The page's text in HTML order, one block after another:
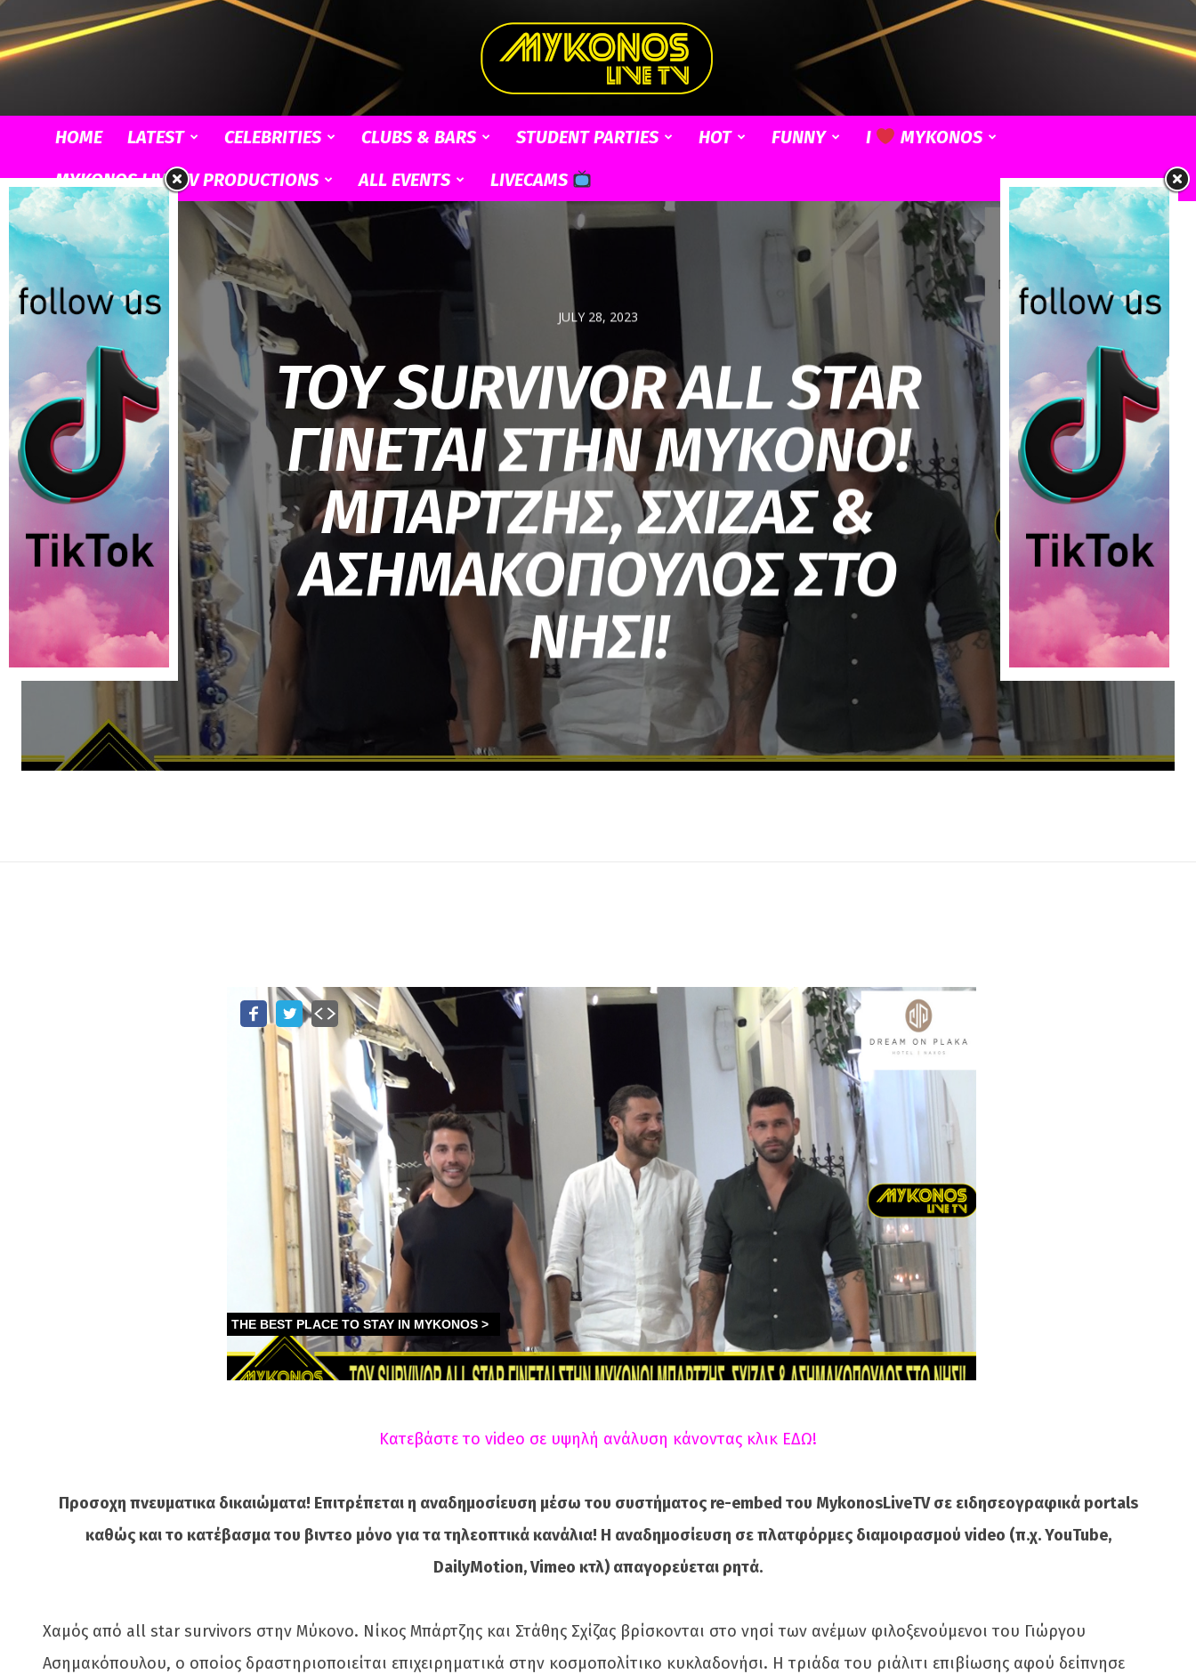
TV
HOME LATEST CELEBRITIES CLUBS & BARS STUDENT PARTIES HOT FUNNY I
MYKONOS
MYKONOS LIVE TV PRODUCTIONS
ALL EVENTS LIVECAMS
JULY 28, 2023
ΤΟΥ SURVIVOR ALL STAR
ΓΙΝΕΤΑΙ ΣΤΗΝ ΜΥΚΟΝΟ!
ΜΠΑΡΤΖΗΣ, ΣΧΙΖΑΣ &
ΑΣΗΜΑΚΟΠΟΥΛΟΣ ΣΤΟ
ΝΗΣΙ!
Κατεβάστε το video σε υψηλή ανάλυση κάνοντας κλικ ΕΔΩ!
Προσοχη πνευματικα δικαιώματα! Επιτρέπεται η αναδημοσίευση μέσω του συστήματος re-embed του MykonosLiveTV σε ειδησεογραφικά portals
καθώς και το κατέβασμα του βιντεο μόνο για τα τηλεοπτικά κανάλια! Η αναδημοσίευση σε πλατφόρμες διαμοιρασμού video (π.χ. YouTube,
DailyMotion, Vimeo κτλ) απαγορεύεται ρητά.
Χαμός από all star survivors στην Μύκονο. Νίκος Μπάρτζης και Στάθης Σχίζας βρίσκονται στο νησί των ανέμων φιλοξενούμενοι του Γιώργου
Ασημακόπουλου, ο οποίος δραστηριοποιείται επιχειρηματικά στην κοσμοπολίτικο κυκλαδονήσι. Η τριάδα του ριάλιτι επιβίωσης αφού δείπνησε